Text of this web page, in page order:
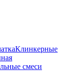
Клинкерные
смеси